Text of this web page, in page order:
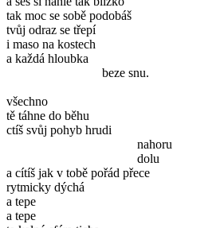
tak moc se sobě podobáš
tvůj odraz se třepí
i maso na kostech
a každá hloubka
beze snu.
všechno
tě táhne do běhu
ctíš svůj pohyb hrudi
nahoru
dolu
a cítíš jak v tobě pořád přece
rytmicky dýchá
a tepe
a tepe